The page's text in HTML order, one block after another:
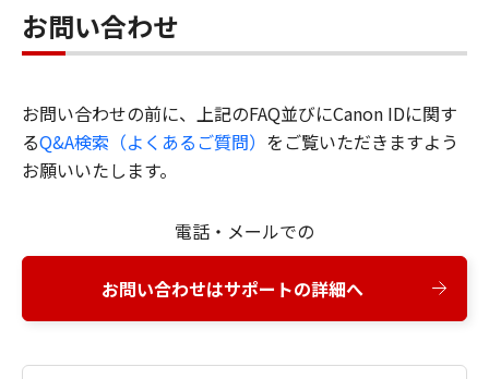
お問い合わせ
お問い合わせの前に、上記のFAQ並びにCanon IDに関す
るQ&A検索（よくあるご質問） をご覧いただきますよう
お願いいたします。
電話・メールでの
お問い合わせはサポートの詳細へ